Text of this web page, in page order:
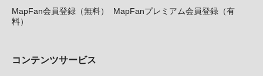
MapFan会員登録（無料）
MapFanプレミアム会員登録（有
料）
コンテンツサービス